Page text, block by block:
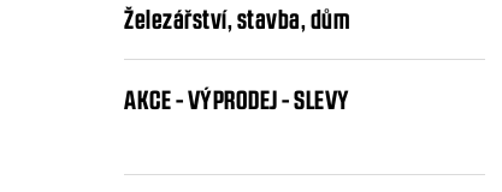
Železářství, stavba, dům
AKCE - VÝPRODEJ - SLEVY